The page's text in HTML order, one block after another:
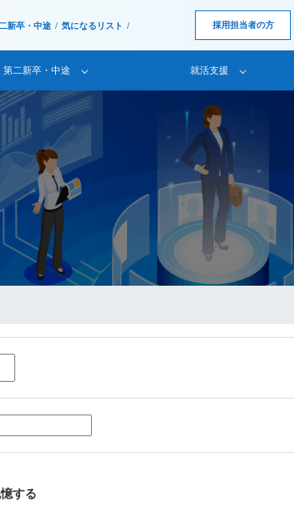
新卒・中途 気になるリスト 採用担当者の方
第二新卒・中途 就活支援
する